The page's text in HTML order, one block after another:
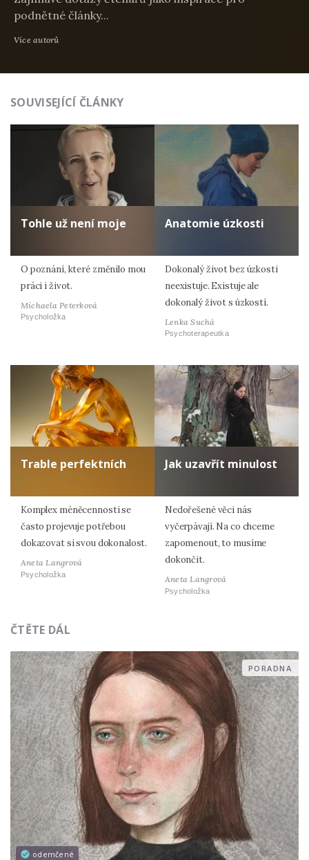
podnětné články...
Více autorů
SOUVISEJÍCÍ ČLÁNKY
Tohle už není moje
O poznání, které změnilo mou
práci i život.
Michaela Peterková
Psycholožka
Anatomie úzkosti
Dokonalý život bez úzkosti
neexistuje. Existuje ale
dokonalý život s úzkostí.
Lenka Suchá
Psychoterapeutka
Trable perfektních
Komplex méněcennosti se
často projevuje potřebou
dokazovat si svou dokonalost.
Aneta Langrová
Psycholožka
Jak uzavřít minulost
Nedořešené věci nás
vyčerpávají. Na co chceme
zapomenout, to musíme
dokončit.
Aneta Langrová
Psycholožka
ČTĚTE DÁL
odemčené
PORADNA